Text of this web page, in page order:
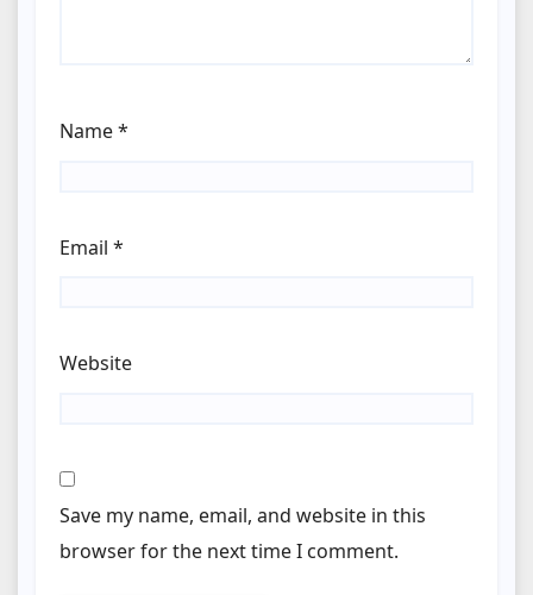
Name*
Email *
Website
Save my name, email, and website in this
browser for the next time I comment.